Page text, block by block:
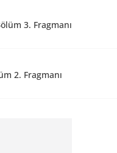
3. Fragmanı
2. Fragmanı